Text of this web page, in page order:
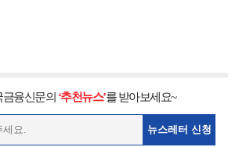
금융신문의 ‘추천뉴스’를 받아보세요~
뉴스레터 신청